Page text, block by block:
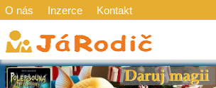
O nás Inzerce Kontakt